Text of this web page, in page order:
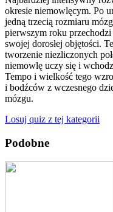
okresie niemowlęcym. Po
jedną trzecią rozmiaru
pierwszym roku
swojej dorosłej objętości.
tworzenie niezliczonych
niemowlę uczy się i
Tempo i wielkość tego
i bodźców z wczesnego
mózgu.
Losuj quiz z tej kategorii
Podobne